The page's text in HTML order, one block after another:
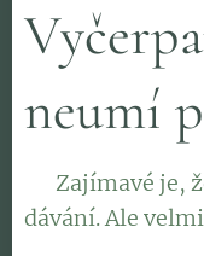
neumí
👉 Zajímavé je,
dávání. Ale